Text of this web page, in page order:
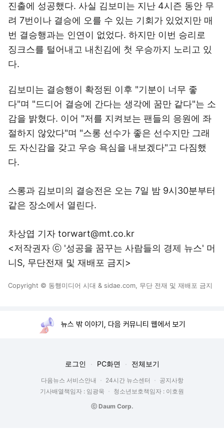
진출에 성공했다. 사실 김보미는 지난 4시즌 동안 무
려 7번이나 결승에 오를 수 있는 기회가 있었지만 매
번 결승행과는 인연이 없었다. 하지만 이번 승리로
징크스를 털어내고 내친김에 첫 우승까지 노리고 있
다.
김보미는 결승행이 확정된 이후 "기분이 너무 좋
다"며 "드디어 결승에 간다는 생각에 꿈만 같다"는 소
감을 밝혔다. 이어 "저를 지켜보는 팬들의 응원에 좌
절하지 않았다"며 "스롱 선수가 좋은 선수지만 그래
도 자신감을 갖고 우승 욕심을 내보겠다"고 다짐했
다.
스롱과 김보미의 결승전은 오는 7일 밤 9시30분부터
같은 장소에서 열린다.
차상엽 기자 torwart@mt.co.kr
<저작권자 ⓒ '성공을 꿈꾸는 사람들의 경제 뉴스' 머
니S, 무단전재 및 재배포 금지>
Copyright © 동행미디어 시대 & sidae.com, 무단 전재 및 재배포 금지
뉴스 밖 이야기, 다음 커뮤니티 웹에서 보기
로그인 PC화면 전체보기
다음뉴스 서비스안내 24시간 뉴스센터
공지사항
기사배열책임자 : 임광욱
청소년보호책임자 : 이호원
ⓒ Daum Corp.